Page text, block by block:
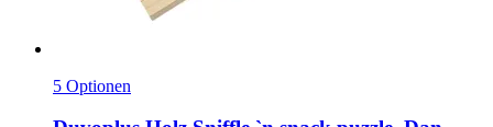
5 Optionen